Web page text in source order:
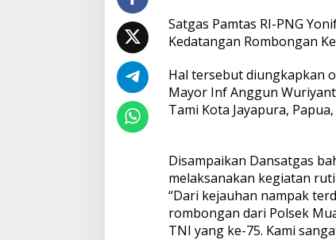
Satgas Pamtas RI-PNG
Kedatangan Rombongan
Hal tersebut diungkapkan
Mayor Inf Anggun
Tami Kota Jayapura,
Disampaikan Dansatgas
melaksanakan kegiatan
“Dari kejauhan nampak
rombongan dari Polsek
TNI yang ke-75. Kami